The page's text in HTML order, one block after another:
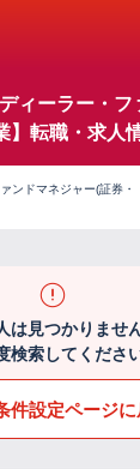
ィーラー・
】転職・求人
ンドマネジャー(証券・
は見つかりませ
検索してくださ
件設定ページに